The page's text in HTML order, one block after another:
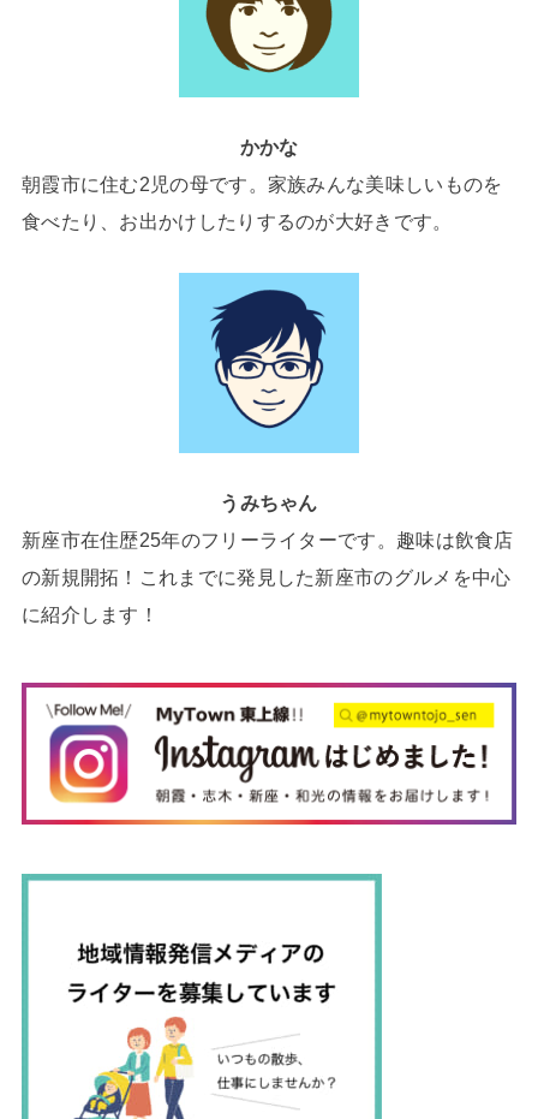
かかな
朝霞市に住む2児の母です。家族みんな美味しいものを
食べたり、お出かけしたりするのが大好きです。
うみちゃん
新座市在住歴25年のフリーライターです。趣味は飲食店
の新規開拓！これまでに発見した新座市のグルメを中心
に紹介します！